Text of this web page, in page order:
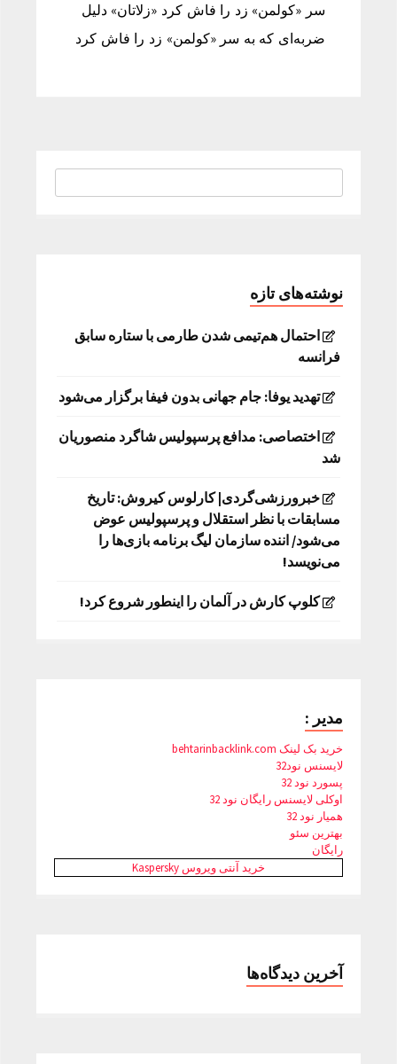
سر «کولمن» زد را فاش کرد «زلاتان» دلیل
ضربه‌ای که به سر «کولمن» زد را فاش کرد
نوشته‌های تازه
احتمال هم‌تیمی شدن طارمی با ستاره سابق
فرانسه
تهدید یوفا: جام جهانی بدون فیفا برگزار می‌شود
اختصاصی: مدافع پرسپولیس شاگرد منصوریان
شد
خبرورزشی‌گردی| کارلوس کیروش: تاریخ
مسابقات با نظر استقلال و پرسپولیس عوض
می‌شود/ اننده سازمان لیگ برنامه بازی‌ها را
می‌نویسد!
کلوپ کارش در آلمان را اینطور شروع کرد!
مدیر :
خرید بک لینک behtarinbacklink.com
لایسنس نود32
پسورد نود 32
اوکلی لایسنس رایگان نود 32
همیار نود 32
بهترین سئو
رایگان
خرید آنتی ویروس Kaspersky
آخرین دیدگاه‌ها